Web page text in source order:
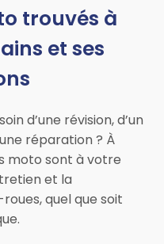
trouvés à
et ses
d’une révision, d’un
réparation ? À
moto sont à votre
et la
quel que soit